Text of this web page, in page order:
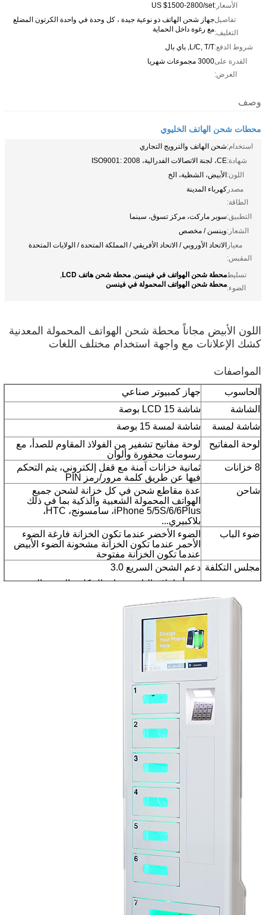
الأسعار:US $1500-2800/set
تفاصيل
التغليف:
جهاز شحن الهاتف ذو نوعية جيدة ، كل وحدة في واحدة الكرتون المضلع
مع رغوة داخل الحماية
شروط الدفع:L/C, T/T, باي بال
القدرة على
العرض:
3000 مجموعات شهريا
وصف
محطات شحن الهاتف الخليوي
استخدام:شحن الهاتف والترويج التجاري
شهادة:CE، لجنة الاتصالات الفدرالية، ISO9001: 2008
اللون:الأبيض، الشظية، الخ
مصدر
الطاقة:
كهرباء المدينة
التطبيق:سوبر ماركت، مركز تسوق، سينما
الشعار:وينسن / مخصص
معيار
المقبس:
الاتحاد الأوروبي / الاتحاد الأفريقي / المملكة المتحدة / الولايات المتحدة
تسليط
الضوء:
محطة شحن الهواتف في فينسن, محطة شحن هاتف LCD ,
محطة شحن الهواتف المحمولة في فينسن
اللون الأبيض مجاناً محطة شحن الهواتف المحمولة المعدنية
كشك الإعلانات مع واجهة استخدام مختلف اللغات
المواصفات
الحاسوب
جهاز كمبيوتر صناعي
الشاشة
شاشة LCD 15 بوصة
شاشة لمسة
شاشة لمسة 15 بوصة
لوحة المفاتيح
لوحة مفاتيح تشفير من الفولاذ المقاوم للصدأ، مع
رسومات محفورة وألوان
8 خزانات
ثمانية خزانات آمنة مع قفل إلكتروني، يتم التحكم
فيها عن طريق كلمة مرور/رمز PIN
شاحن
عدة مقاطع شحن في كل خزانة لشحن جميع
الهواتف المحمولة الشعبية والذكية بما في ذلك
iPhone 5/5S/6/6Plus، سامسونج، HTC،
بلاكبيري...
ضوء الباب
الضوء الأخضر عندما تكون الخزانة فارغة الضوء
الأحمر عندما تكون الخزانة مشحونة الضوء الأبيض
عندما تكون الخزانة مفتوحة
مجلس التكلفة دعم الشحن السريع 3.0
فتح أو إغلاق الباب بعد إدخال كلمة المرور الشخصية